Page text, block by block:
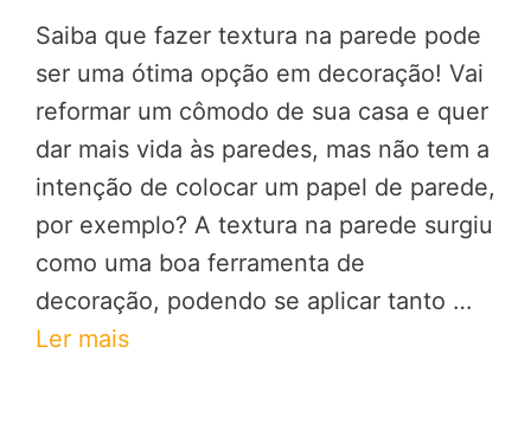
Saiba que fazer textura na parede pode
ser uma ótima opção em decoração! Vai
reformar um cômodo de sua casa e quer
dar mais vida às paredes, mas não tem a
intenção de colocar um papel de parede,
por exemplo? A textura na parede surgiu
como uma boa ferramenta de
decoração, podendo se aplicar tanto …
Ler mais